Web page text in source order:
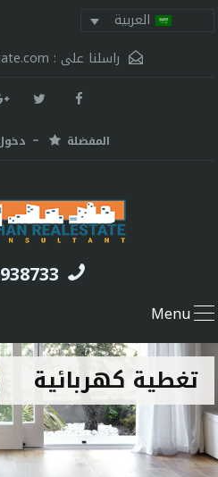
العربية
راسلنا على :
المفضلة دخول
Menu
تغطية كهربائية